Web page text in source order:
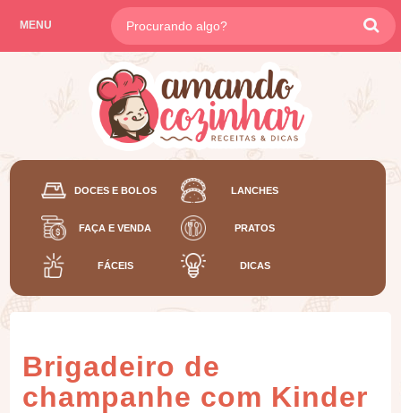
MENU
DOCES E BOLOS LANCHES
FAÇA E VENDA PRATOS
FÁCEIS DICAS
Brigadeiro de
champanhe com Kinder